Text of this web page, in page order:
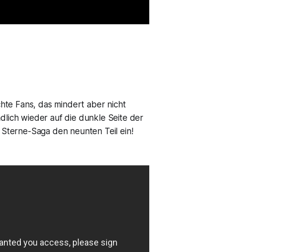
Fans, das mindert aber nicht
wieder auf die dunkle Seite der
Saga den neunten Teil ein!